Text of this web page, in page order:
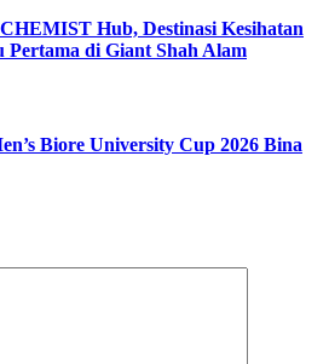
Hub, Destinasi Kesihatan
Pertama di Giant Shah Alam
Biore University Cup 2026 Bina